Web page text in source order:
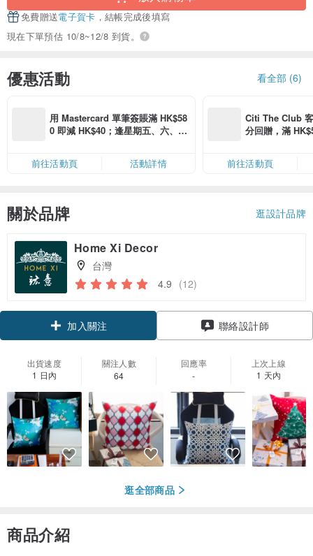
免費贈送電子賀卡 ，結帳完成後填寫
現在下單預估 10/8~12/8 到貨。
優惠活動 看全部 (6)
用 Mastercard 單筆簽賬滿 HK$58
0 即減 HK$40；逢星期五、六、日
卡」結帳）
前往活動頁 活動詳情
Citi The Club
分回贈，滿
前往活動頁
關於品牌 逛設計品牌
Home Xi Decor
台灣
4.9 (12)
加入關注 聯絡設計師
出貨速度
1 日內
關注人數
64
回應率
-
上次上線
1 天內
逛全部商品
商品介紹